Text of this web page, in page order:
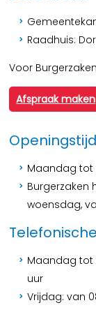
Raadhuis:
Voor
Afspraak maken
Maandag tot
Burgerzaken
woensdag,
Maandag tot
uur
Vrijdag: van